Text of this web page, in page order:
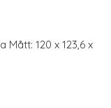
Mått: 120 x 123,6 x